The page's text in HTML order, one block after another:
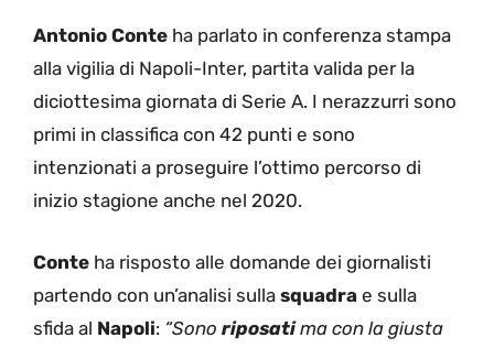
Antonio Conte ha parlato in conferenza stampa
alla vigilia di Napoli-Inter, partita valida per la
diciottesima giornata di Serie A. I nerazzurri sono
primi in classifica con 42 punti e sono
intenzionati a proseguire l’ottimo percorso di
inizio stagione anche nel 2020.
Conte ha risposto alle domande dei giornalisti
partendo con un’analisi sulla squadra e sulla
sfida al Napoli: “Sono riposatima con la giusta